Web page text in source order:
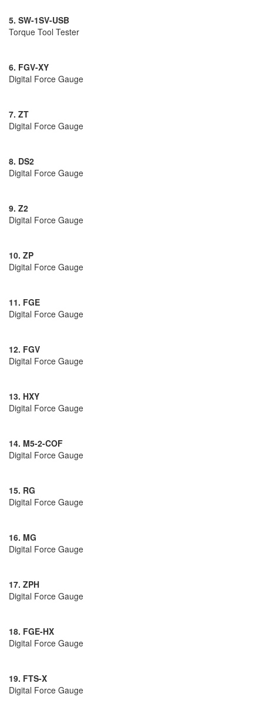
5. SW-1SV-USB
Torque Tool Tester
6. FGV-XY
Digital Force Gauge
7. ZT
Digital Force Gauge
8. DS2
Digital Force Gauge
9. Z2
Digital Force Gauge
10. ZP
Digital Force Gauge
11. FGE
Digital Force Gauge
12. FGV
Digital Force Gauge
13. HXY
Digital Force Gauge
14. M5-2-COF
Digital Force Gauge
15. RG
Digital Force Gauge
16. MG
Digital Force Gauge
17. ZPH
Digital Force Gauge
18. FGE-HX
Digital Force Gauge
19. FTS-X
Digital Force Gauge